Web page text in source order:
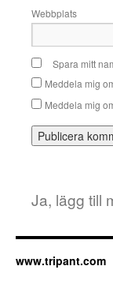
Webbplats
Spara mitt
Meddela mig
Meddela mig
Ja, lägg till
www.tripant.com